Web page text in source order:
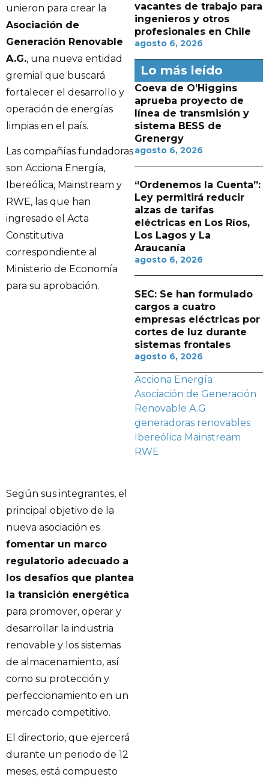
unieron para crear la
Asociación de
Generación Renovable
A.G., una nueva entidad
gremial que buscará
fortalecer el desarrollo y
operación de energías
limpias en el país.
Las compañías fundadoras
son Acciona Energía,
Ibereólica, Mainstream y
RWE, las que han
ingresado el Acta
Constitutiva
correspondiente al
Ministerio de Economía
para su aprobación.
Según sus integrantes, el
principal objetivo de la
nueva asociación es
fomentar un marco
regulatorio adecuado a
los desafíos que plantea
la transición energética
para promover, operar y
desarrollar la industria
renovable y los sistemas
de almacenamiento, así
como su protección y
perfeccionamiento en un
mercado competitivo.
El directorio, que ejercerá
durante un periodo de 12
meses, está compuesto
vacantes de trabajo para
ingenieros y otros
profesionales en Chile
agosto 6, 2026
Lo más leído
Coeva de O’Higgins
aprueba proyecto de
línea de transmisión y
sistema BESS de
Grenergy
agosto 6, 2026
“Ordenemos la Cuenta”:
Ley permitirá reducir
alzas de tarifas
eléctricas en Los Ríos,
Los Lagos y La
Araucanía
agosto 6, 2026
SEC: Se han formulado
cargos a cuatro
empresas eléctricas por
cortes de luz durante
sistemas frontales
agosto 6, 2026
Acciona Energía
Asociación de Generación
Renovable A.G
generadoras renovables
Ibereólica Mainstream
RWE